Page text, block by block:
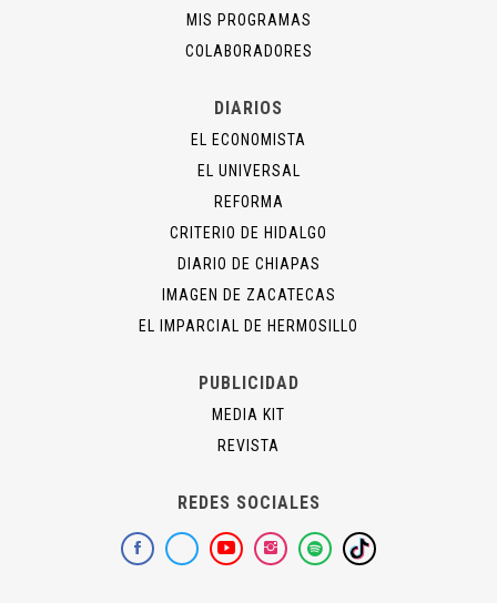
MIS PROGRAMAS
COLABORADORES
DIARIOS
EL ECONOMISTA
EL UNIVERSAL
REFORMA
CRITERIO DE HIDALGO
DIARIO DE CHIAPAS
IMAGEN DE ZACATECAS
EL IMPARCIAL DE HERMOSILLO
PUBLICIDAD
MEDIA KIT
REVISTA
REDES SOCIALES